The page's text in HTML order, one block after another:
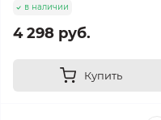
в наличии
4 298 руб.
Купить